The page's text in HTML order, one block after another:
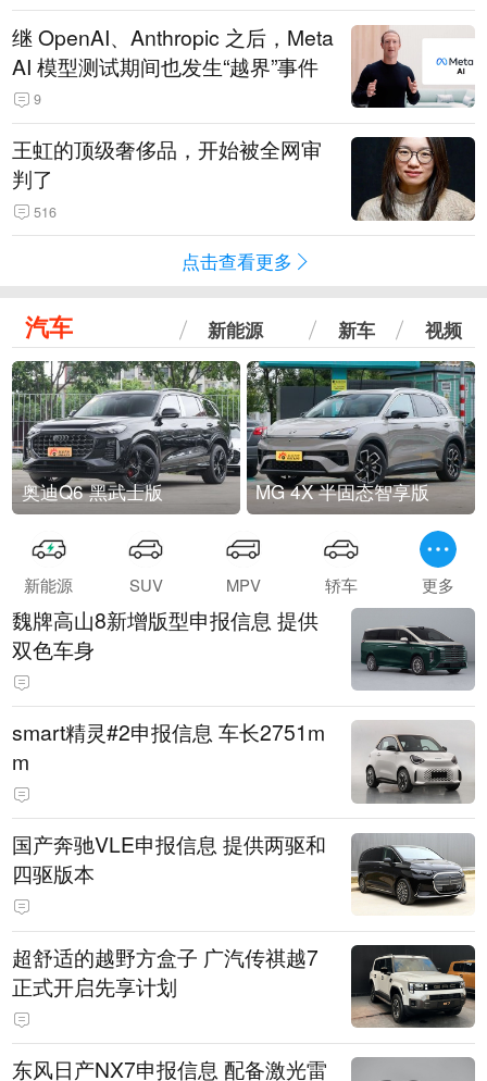
继 OpenAI、Anthropic 之后，Meta
AI 模型测试期间也发生“越界”事件
9
王虹的顶级奢侈品，开始被全网审
判了
516
点击查看更多
汽车 新能源 新车 视频
奥迪Q6 黑武士版 MG 4X 半固态智享版
新能源 SUV MPV 轿车 更多
魏牌高山8新增版型申报信息 提供
双色车身
smart精灵#2申报信息 车长2751m
m
国产奔驰VLE申报信息 提供两驱和
四驱版本
超舒适的越野方盒子 广汽传祺越7
正式开启先享计划
东风日产NX7申报信息 配备激光雷